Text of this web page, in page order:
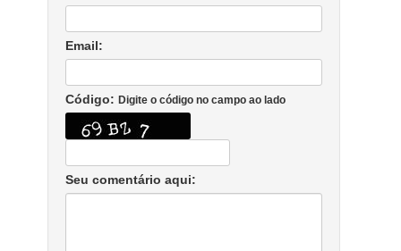
Email:
Código: Digite o código no campo ao lado
Seu comentário aqui: